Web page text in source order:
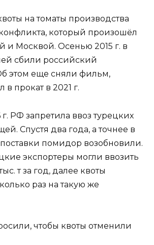
на томаты производства
который произошёл
и Москвой. Осенью 2015 г. в
сбили российский
этом еще сняли фильм,
прокат в 2021 г.
г. РФ запретила ввоз турецких
Спустя два года, а точнее в
поставки помидор возобновили.
экспортеры могли ввозить
т за год, далее квоты
раз на такую же
чтобы квоты отменили